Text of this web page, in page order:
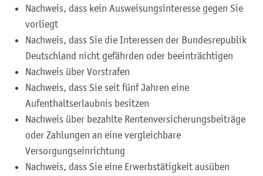
Nachweis, dass kein Ausweisungsinteresse gegen Sie
vorliegt
Nachweis, dass Sie die Interessen der Bundesrepublik
Deutschland nicht gefährden oder beeinträchtigen
Nachweis über Vorstrafen
Nachweis, dass Sie seit fünf Jahren eine
Aufenthaltserlaubnis besitzen
Nachweis über bezahlte Rentenversicherungsbeiträge
oder Zahlungen an eine vergleichbare
Versorgungseinrichtung
Nachweis, dass Sie eine Erwerbstätigkeit ausüben